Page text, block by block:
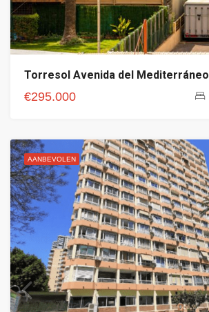
Torresol Avenida del Mediterráneo
€295.000
AANBEVOLEN